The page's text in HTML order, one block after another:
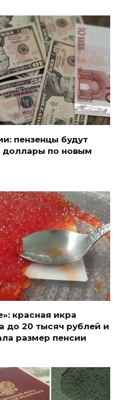
пензенцы будут
доллары по новым
красная икра
до 20 тысяч рублей и
размер пенсии